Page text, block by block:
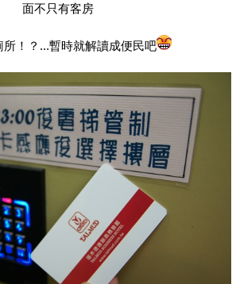
面不只有客房
所！？...暫時就解讀成便民吧